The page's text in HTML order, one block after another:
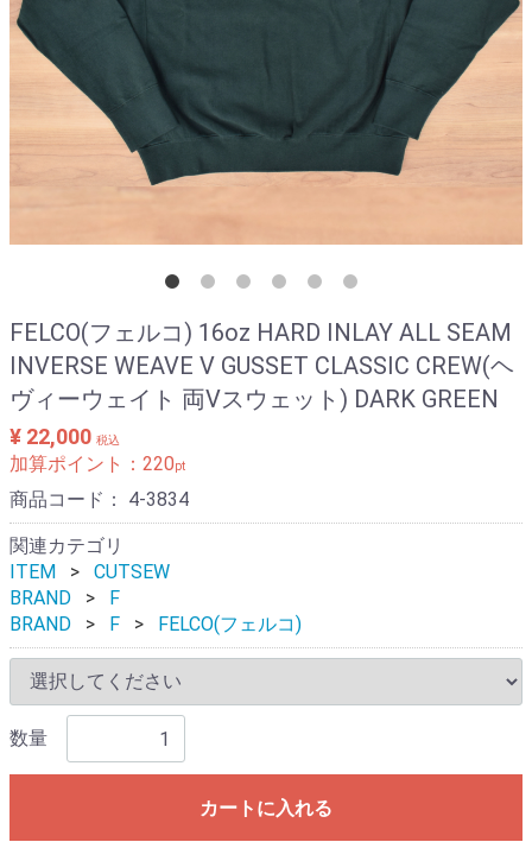
FELCO(フェルコ) 16oz HARD INLAY ALL SEAM
INVERSE WEAVE V GUSSET CLASSIC CREW(ヘ
ヴィーウェイト 両Vスウェット) DARK GREEN
¥ 22,000 税込
加算ポイント： 220pt
商品コード： 4-3834
関連カテゴリ
ITEM
CUTSEW
BRAND
F
BRAND
F FELCO(フェルコ)
数量
カートに入れる